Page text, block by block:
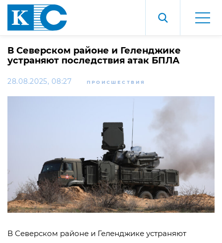
В Северском районе и Геленджике
устраняют последствия атак БПЛА
28.08.2025, 08:27 ПРОИСШЕСТВИЯ
В Северском районе и Геленджике устраняют